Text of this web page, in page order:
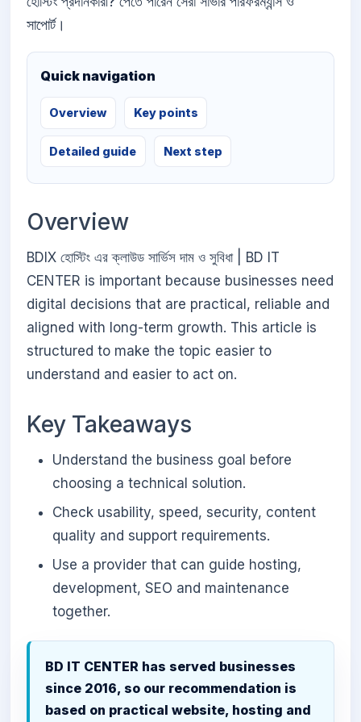
সাপোর্ট।
Quick navigation
Overview Key points
Detailed guide Next step
Overview
BDIX হোস্টিং এর ক্লাউড সার্ভিস দাম ও সুবিধা | BD IT
CENTER is important because businesses need
digital decisions that are practical, reliable and
aligned with long-term growth. This article is
structured to make the topic easier to
understand and easier to act on.
Key Takeaways
Understand the business goal before
choosing a technical solution.
Check usability, speed, security, content
quality and support requirements.
Use a provider that can guide hosting,
development, SEO and maintenance
together.
BD IT CENTER has served businesses
since 2016, so our recommendation is
based on practical website, hosting and